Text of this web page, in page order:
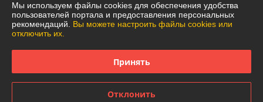
УНП: 290487319
Регистрационный орган: Брестский областной исполнительный
Дата регистрации компании: 29.12.2007
Местонахождение книги жалоб и предложений: Карьерная, 12 ТЦ
Мы используем файлы cookies для обеспечения удобства
пользователей портала и предоставления персональных
рекомендаций. Вы можете настроить файлы cookies или
отключить их.
Принять
Отклонить